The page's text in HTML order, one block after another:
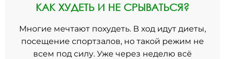
КАК ХУДЕТЬ И НЕ СРЫВАТЬСЯ?
Многие мечтают похудеть. В ход идут диеты,
посещение спортзалов, но такой режим не
всем под силу. Уже через неделю всё